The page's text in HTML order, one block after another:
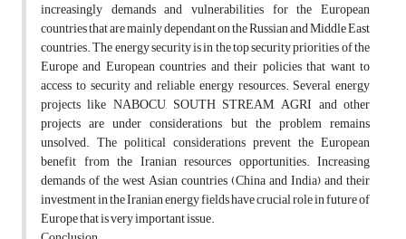
increasingly demands and vulnerabilities for the European
countries that are mainly dependant on the Russian and Middle East
countries. The energy security is in the top security priorities of the
Europe and European countries and their policies that want to
access to security and reliable energy resources. Several energy
projects like NABOCU, SOUTH STREAM, AGRI and other
projects are under considerations but the problem remains
unsolved. The political considerations prevent the European
benefit from the Iranian resources opportunities. Increasing
demands of the west Asian countries (China and India) and their
investment in the Iranian energy fields have crucial role in future of
Europe that is very important issue.